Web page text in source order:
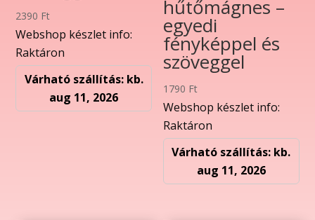
2390 Ft
Webshop készlet info:
Raktáron
Várható szállítás: kb.
aug 11, 2026
hűtőmágnes –
egyedi
fényképpel és
szöveggel
1790 Ft
Webshop készlet info:
Raktáron
Várható szállítás: kb.
aug 11, 2026